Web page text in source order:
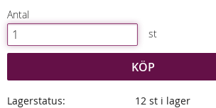
Antal
st
KÖP
Lagerstatus
12 st i lager